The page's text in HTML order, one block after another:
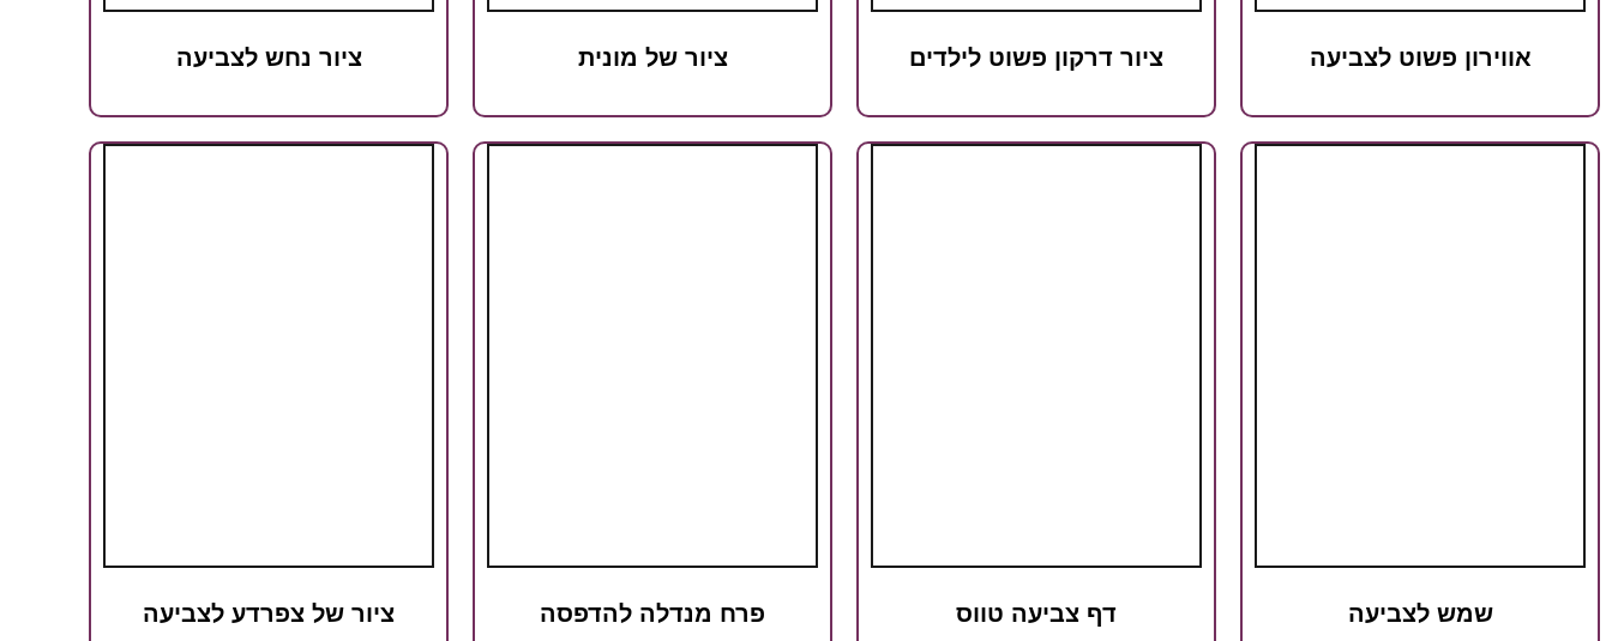
אווירון פשוט לצביעה ציור דרקון פשוט לילדים ציור של מונית ציור נחש לצביעה
שמש לצביעה דף צביעה טווס פרח מנדלה להדפסה ציור של צפרדע לצביעה